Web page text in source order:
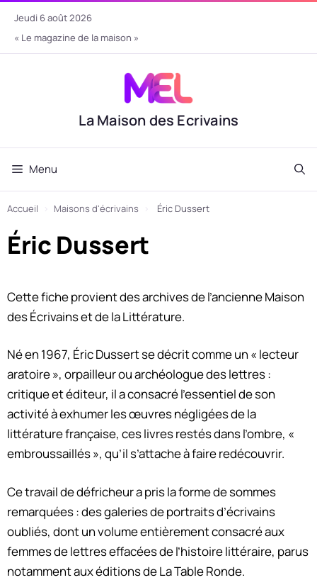
jeudi 6 août 2026
« Le magazine de la maison »
La Maison des Ecrivains
Menu
Accueil Maisons d'écrivains Éric Dussert
Éric Dussert
Cette fiche provient des archives de l’ancienne Maison
des Écrivains et de la Littérature.
Né en 1967, Éric Dussert se décrit comme un « lecteur
aratoire », orpailleur ou archéologue des lettres :
critique et éditeur, il a consacré l’essentiel de son
activité à exhumer les œuvres négligées de la
littérature française, ces livres restés dans l’ombre, «
embroussaillés », qu’il s’attache à faire redécouvrir.
Ce travail de défricheur a pris la forme de sommes
remarquées : des galeries de portraits d’écrivains
oubliés, dont un volume entièrement consacré aux
femmes de lettres effacées de l’histoire littéraire, parus
notamment aux éditions de La Table Ronde.